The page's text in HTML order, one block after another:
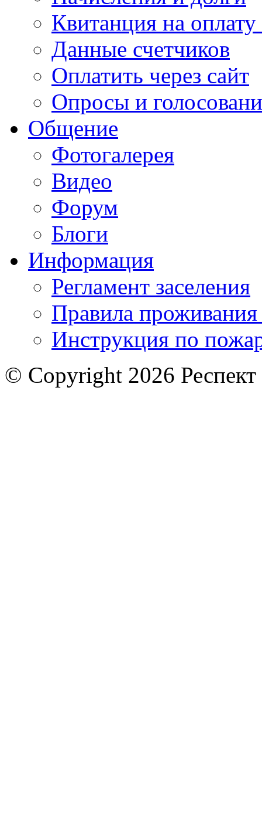
Квитанция на
Данные счетчиков
Оплатить через сайт
Опросы и
Общение
Фотогалерея
Видео
Форум
Блоги
Информация
Регламент заселения
Правила
Инструкция по
© Copyright 2026 Респект